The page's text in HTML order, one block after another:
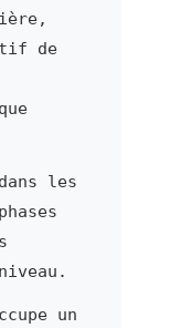
de
les
un